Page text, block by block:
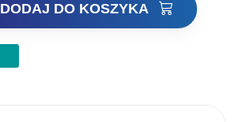
DODAJ DO KOSZYKA